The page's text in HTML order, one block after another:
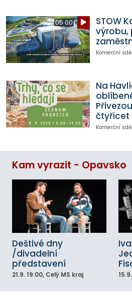
05:00
STOW
výrobu,
Komerční
Na
čtyřicet
Komerční
Kam vyrazit - Opavsko
Deštivé dny
/divadelní
představení
21.9. 19:00, Celý MS kraj 15.9.